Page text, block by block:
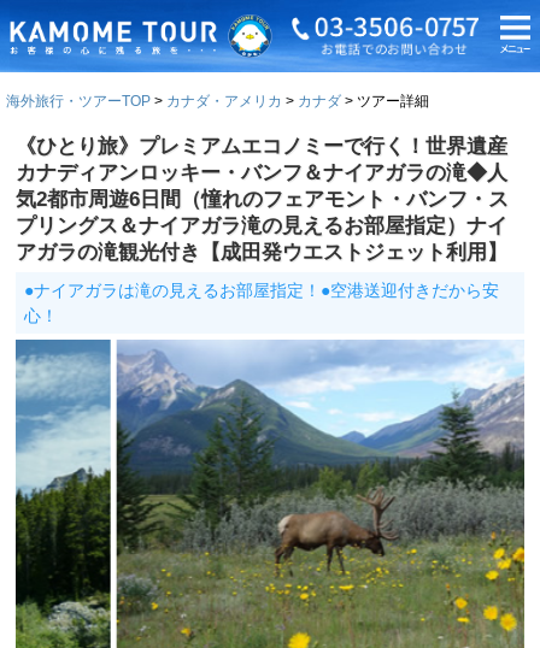
海外旅行・ツアーTOP カナダ・アメリカ カナダ ツアー詳細
《ひとり旅》プレミアムエコノミーで行く！世界遺産
カナディアンロッキー・バンフ＆ナイアガラの滝◆人
気2都市周遊6日間（憧れのフェアモント・バンフ・ス
プリングス＆ナイアガラ滝の見えるお部屋指定）ナイ
アガラの滝観光付き【成田発ウエストジェット利用】
●ナイアガラは滝の見えるお部屋指定！●空港送迎付きだから安
心！